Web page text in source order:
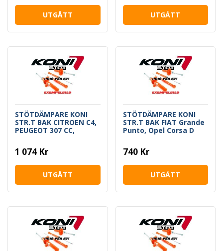
UTGÅTT UTGÅTT
STÖTDÄMPARE KONI
STR.T BAK CITROEN C4,
PEUGEOT 307 CC,
1 074 Kr
UTGÅTT
STÖTDÄMPARE KONI
STR.T BAK FIAT Grande
Punto, Opel Corsa D
740 Kr
UTGÅTT